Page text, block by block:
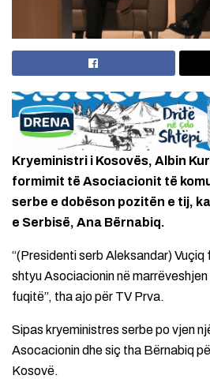
Kryeministri i Kosovës, Albin
formimit të Asociacionit të
serbe e dobëson pozitën e tij,
e Serbisë, Ana Bërnabiq.
“(Presidenti serb Aleksandar)
shtyu Asociacionin në
fuqitë”, tha ajo për TV Prva.
Sipas kryeministres serbe po vjen
Asocacionin dhe siç tha Bërnabiq
Kosovë.